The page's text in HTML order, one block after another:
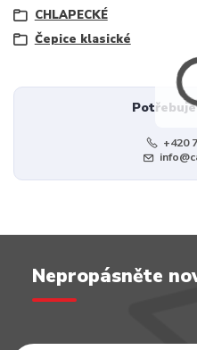
CHLAPECKÉ
Čepice klasické
+420
Nepropásněte